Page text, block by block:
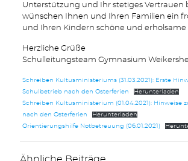
Unterstützung und Ihr stetiges Vertrauen
wünschen Ihnen und Ihren Familien ein
und Ihren Kindern schöne und erholsame
Herzliche Grüße
Schulleitungsteam Gymnasium
Schreiben Kultusministeriums (31.03.2021): Erste
Schulbetrieb nach den Osterferien
Herunterladen
Schreiben Kultusministerium (01.04.2021): Hinweise
nach den Osterferien
Herunterladen
Orientierungshilfe Notbetreuung (06.01.2021)